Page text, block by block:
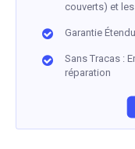
couverts) et
Garantie
Sans Tracas :
réparation